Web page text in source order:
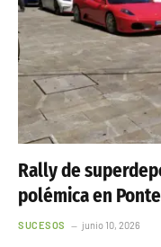
Rally de
polémica en
SUCESOS junio 10, 2026